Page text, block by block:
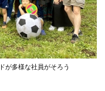
が多様な社員がそろう